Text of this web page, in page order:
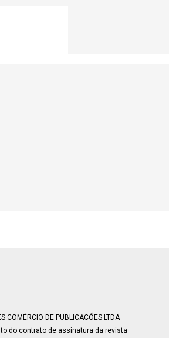
DE PUBLICACÕES LTDA
do contrato de assinatura da revista